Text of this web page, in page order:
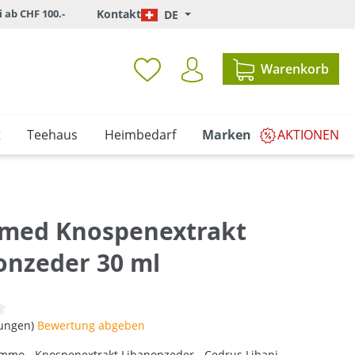
CHF 100.- Kontakt DE
Warenkorb
Teehaus Heimbedarf Marken AKTIONEN
Knospenextrakt
30 ml
Bewertung von 0 von 5 Sternen
Bewertung abgeben